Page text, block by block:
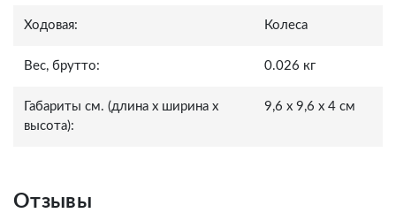
Ходовая: Колеса
Вес, брутто: 0.026 кг
Габариты см. (длина x ширина x
высота):
9,6 x 9,6 x 4 см
Отзывы